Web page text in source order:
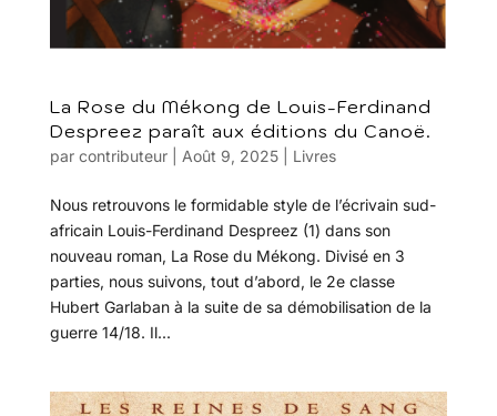
La Rose du Mékong de Louis-Ferdinand
Despreez paraît aux éditions du Canoë.
par contributeur| Août 9, 2025| Livres
Nous retrouvons le formidable style de l’écrivain sud-
africain Louis-Ferdinand Despreez (1) dans son
nouveau roman, La Rose du Mékong. Divisé en 3
parties, nous suivons, tout d’abord, le 2e classe
Hubert Garlaban à la suite de sa démobilisation de la
guerre 14/18. Il...